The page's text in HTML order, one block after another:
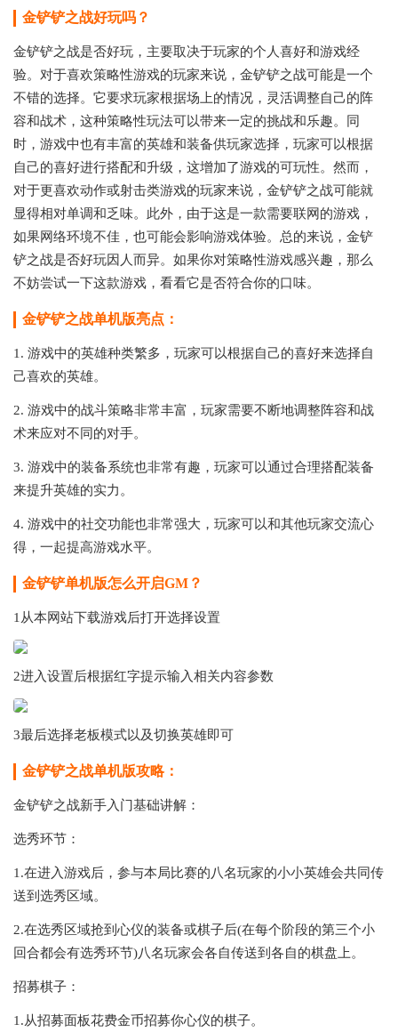
金铲铲之战好玩吗？
金铲铲之战是否好玩，主要取决于玩家的个人喜好和游戏经
验。对于喜欢策略性游戏的玩家来说，金铲铲之战可能是一个
不错的选择。它要求玩家根据场上的情况，灵活调整自己的阵
容和战术，这种策略性玩法可以带来一定的挑战和乐趣。同
时，游戏中也有丰富的英雄和装备供玩家选择，玩家可以根据
自己的喜好进行搭配和升级，这增加了游戏的可玩性。然而，
对于更喜欢动作或射击类游戏的玩家来说，金铲铲之战可能就
显得相对单调和乏味。此外，由于这是一款需要联网的游戏，
如果网络环境不佳，也可能会影响游戏体验。总的来说，金铲
铲之战是否好玩因人而异。如果你对策略性游戏感兴趣，那么
不妨尝试一下这款游戏，看看它是否符合你的口味。
金铲铲之战单机版亮点：
1. 游戏中的英雄种类繁多，玩家可以根据自己的喜好来选择自
己喜欢的英雄。
2. 游戏中的战斗策略非常丰富，玩家需要不断地调整阵容和战
术来应对不同的对手。
3. 游戏中的装备系统也非常有趣，玩家可以通过合理搭配装备
来提升英雄的实力。
4. 游戏中的社交功能也非常强大，玩家可以和其他玩家交流心
得，一起提高游戏水平。
金铲铲单机版怎么开启GM？
1从本网站下载游戏后打开选择设置
2进入设置后根据红字提示输入相关内容参数
3最后选择老板模式以及切换英雄即可
金铲铲之战单机版攻略：
金铲铲之战新手入门基础讲解：
选秀环节：
1.在进入游戏后，参与本局比赛的八名玩家的小小英雄会共同传
送到选秀区域。
2.在选秀区域抢到心仪的装备或棋子后(在每个阶段的第三个小
回合都会有选秀环节)八名玩家会各自传送到各自的棋盘上。
招募棋子：
1.从招募面板花费金币招募你心仪的棋子。